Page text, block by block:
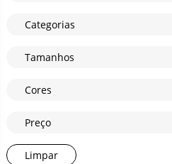
Categorias
Tamanhos
Cores
Preço
Limpar